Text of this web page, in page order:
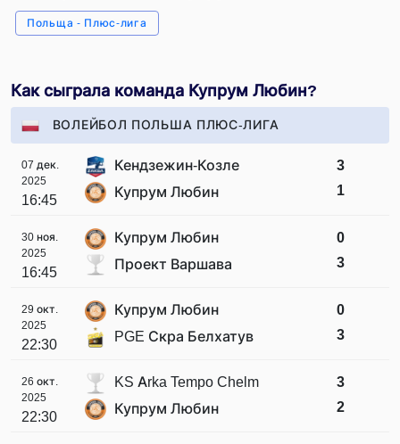
Польща - Плюс-лига
Как сыграла команда Купрум Любин?
ВОЛЕЙБОЛ ПОЛЬША ПЛЮС-ЛИГА
07 дек.
2025
16:45
Кендзежин-Козле
Купрум Любин
3
1
30 ноя.
2025
16:45
Купрум Любин
Проект Варшава
0
3
29 окт.
2025
22:30
Купрум Любин
PGE Скра Белхатув
0
3
26 окт.
2025
22:30
KS Arka Tempo Chelm
Купрум Любин
3
2